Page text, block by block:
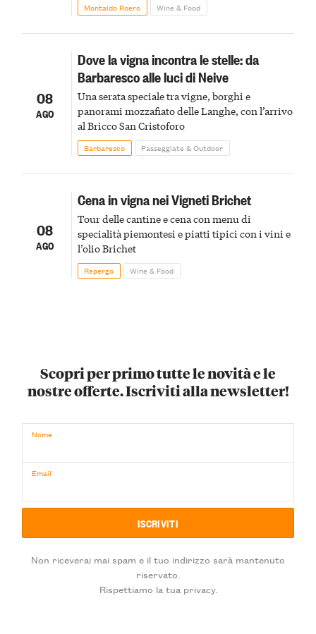
Montaldo Roero Wine & Food
08
AGO
Dove la vigna incontra le stelle: da
Barbaresco alle luci di Neive
Una serata speciale tra vigne, borghi e
panorami mozzafiato delle Langhe, con l’arrivo
al Bricco San Cristoforo
Barbaresco Passeggiate & Outdoor
08
AGO
Cena in vigna nei Vigneti Brichet
Tour delle cantine e cena con menu di
specialità piemontesi e piatti tipici con i vini e
l’olio Brichet
Repergo Wine & Food
Scopri per primo tutte le novità e le
nostre offerte. Iscriviti alla newsletter!
Nome
Email
Non riceverai mai spam e il tuo indirizzo sarà mantenuto
riservato.
Rispettiamo la tua privacy.